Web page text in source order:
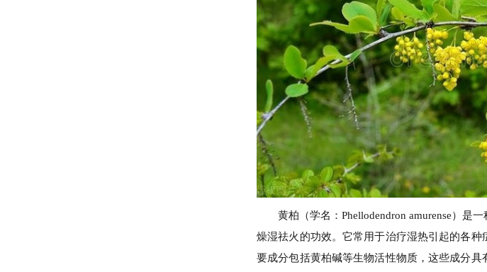
黄柏（学名：Phellodendron amurense）是
燥湿祛火的功效。它常用于治疗湿热引起的各
要成分包括黄柏碱等生物活性物质，这些成分